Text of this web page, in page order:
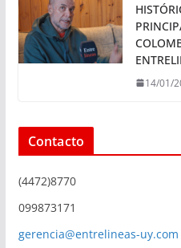
14/01/
Contacto
(4472)8770
099873171
gerencia@entrelineas-uy.com